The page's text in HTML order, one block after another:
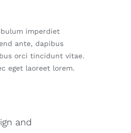
imperdiet
ante, dapibus
orci tincidunt vitae.
eget laoreet lorem.
and